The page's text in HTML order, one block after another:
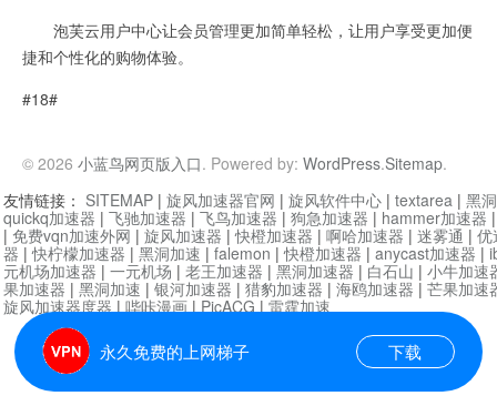
泡芙云用户中心让会员管理更加简单轻松，让用户享受更加便
捷和个性化的购物体验。
#18#
© 2026 小蓝鸟网页版入口. Powered by: WordPress.Sitemap.
永久免费的上网梯子 下载
友情链接： SITEMAP | 旋风加速器官网 | 旋风软件中心 | textarea | 黑
quickq加速器 | 飞驰加速器 | 飞鸟加速器 | 狗急加速器 | hammer加速器
| 免费vqn加速外网 | 旋风加速器 |快橙加速器 | 啊哈加速器 | 迷雾通 | 优
器 |快柠檬加速器 | 黑洞加速 | falemon |快橙加速器 | anycast加速器 |
元机场加速器 | 一元机场 | 老王加速器 | 黑洞加速器 | 白石山 | 小牛加速
果加速器 | 黑洞加速 | 银河加速器 | 猎豹加速器 | 海鸥加速器 | 芒果加速
旋风加速器度器|哔咔漫画|PicACG|雷霆加速